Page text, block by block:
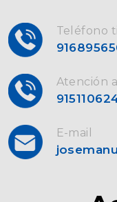
Teléfono
Atención
E-mail